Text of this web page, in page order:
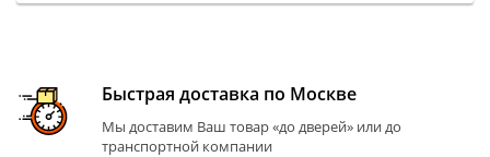
Быстрая доставка по Москве
Мы доставим Ваш товар «до дверей» или до
транспортной компании